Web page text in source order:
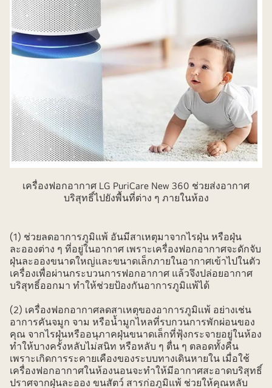
เครื่องฟอกอากาศ LG PuriCare New 360 ช่วยส่งอากาศ
บริสุทธิ์ไปยังพื้นที่ต่าง ๆ ภายในห้อง
(1) ช่วยลดอาการภูมิแพ้ อันมีสาเหตุมาจากไรฝุ่น หรือฝุ่น
ละอองต่าง ๆ ที่อยู่ในอากาศ เพราะเครื่องฟอกอากาศจะดักจับ
ฝุ่นละอองขนาดใหญ่และขนาดเล็กภายในอากาศเข้าไปในตัว
เครื่องเพื่อผ่านกระบวนการฟอกอากาศ แล้วจึงปล่อยอากาศ
บริสุทธิ์ออกมา ทำให้ช่วยป้องกันอาการภูมิแพ้ได้
(2) เครื่องฟอกอากาศลดสาเหตุของอาการภูมิเเพ้ อย่างเช่น
อาการคันจมูก จาม หรือน้ำมูกไหลที่รบกวนการพักผ่อนของ
คุณ จากไรฝุ่นหรืออนุภาคฝุ่นขนาดเล็กที่ฟุ้งกระจายอยู่ในห้อง
ทำให้บางครั้งหลับไม่สนิท หรือหลับ ๆ ตื่น ๆ ตลอดทั้งคืน
เพราะเกิดการระคายเคืองของระบบทางเดินหายใน เมื่อใช้
เครื่องฟอกอากาศในห้องนอนจะทำให้มีอากาศสะอาดบริสุทธิ์
ปราศจากฝุ่นละออง ขนสัตว์ สารก่อภูมิแพ้ ช่วยให้คุณหลับ